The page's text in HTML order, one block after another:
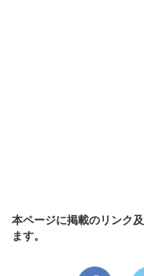
本ページに掲載のリンク
ます。